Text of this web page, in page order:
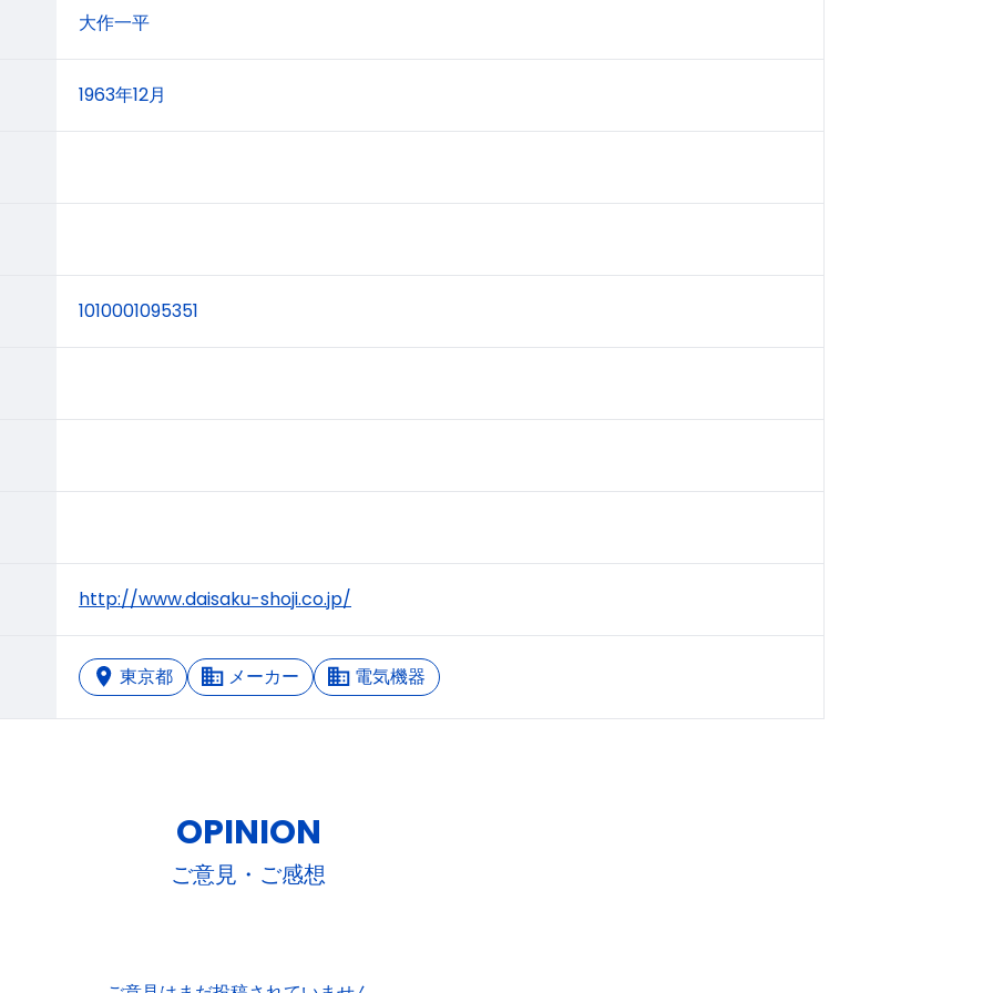
大作一平
1963年12月
1010001095351
http://www.daisaku-shoji.co.jp/
東京都 メーカー 電気機器
OPINION
ご意見・ご感想